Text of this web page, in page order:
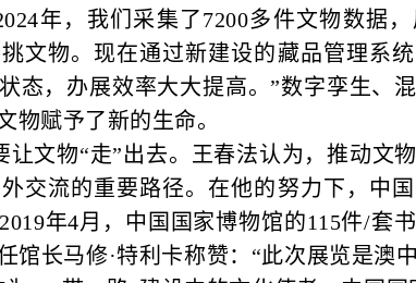
年，我们采集了7200多件文物数据
文物。现在通过新建设的藏品管理系
态，办展效率大大提高。”数字孪生、
物赋予了新的生命。
让文物“走”出去。王春法认为，推动文
交流的重要路径。在他的努力下，中
年4月，中国国家博物馆的115件/套
馆长马修·特利卡称赞：“此次展览是澳